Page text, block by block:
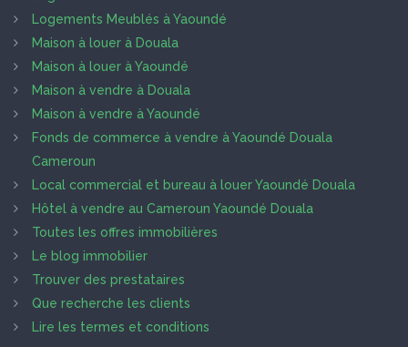
Logements Meublés à Yaoundé
Maison à louer à Douala
Maison à louer à Yaoundé
Maison à vendre à Douala
Maison à vendre à Yaoundé
Fonds de commerce à vendre à Yaoundé Douala
Cameroun
Local commercial et bureau à louer Yaoundé Douala
Hôtel à vendre au Cameroun Yaoundé Douala
Toutes les offres immobilières
Le blog immobilier
Trouver des prestataires
Que recherche les clients
Lire les termes et conditions